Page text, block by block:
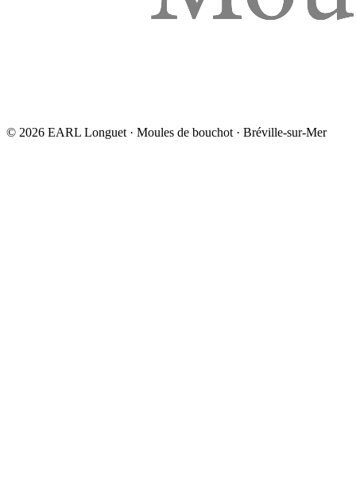
© 2026 EARL Longuet · Moules de bouchot · Bréville-sur-Mer